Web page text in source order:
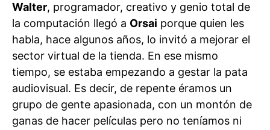
Walter, programador, creativo y genio total de
la computación llegó a Orsai porque quien les
habla, hace algunos años, lo invitó a mejorar el
sector virtual de la tienda. En ese mismo
tiempo, se estaba empezando a gestar la pata
audiovisual. Es decir, de repente éramos un
grupo de gente apasionada, con un montón de
ganas de hacer películas pero no teníamos ni